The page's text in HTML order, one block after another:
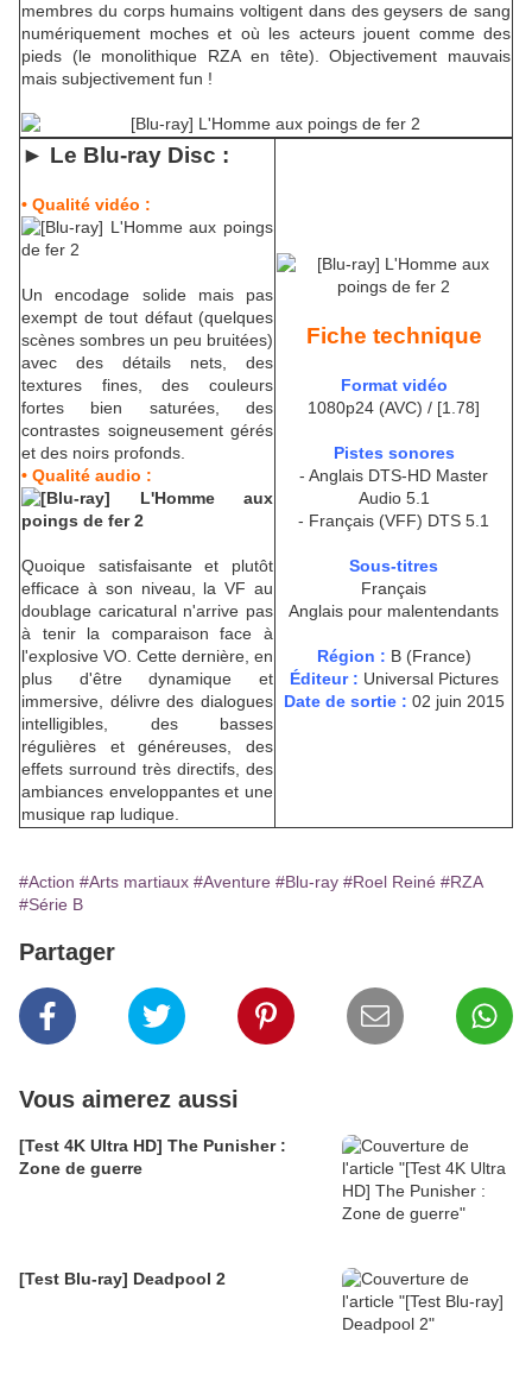
membres du corps humains voltigent dans des geysers de sang
numériquement moches et où les acteurs jouent comme des
pieds (le monolithique RZA en tête). Objectivement mauvais
mais subjectivement fun !
► Le Blu-ray Disc :
• Qualité vidéo :
Un encodage solide mais pas
exempt de tout défaut (quelques
scènes sombres un peu bruitées)
avec des détails nets, des
textures fines, des couleurs
fortes bien saturées, des
contrastes soigneusement gérés
et des noirs profonds.
• Qualité audio :
Quoique satisfaisante et plutôt
efficace à son niveau, la VF au
doublage caricatural n'arrive pas
à tenir la comparaison face à
l'explosive VO. Cette dernière, en
plus d'être dynamique et
immersive, délivre des dialogues
intelligibles, des basses
régulières et généreuses, des
effets surround très directifs, des
ambiances enveloppantes et une
musique rap ludique.
Fiche technique
Format vidéo
1080p24 (AVC) / [1.78]
Pistes sonores
- Anglais DTS-HD Master
Audio 5.1
- Français (VFF) DTS 5.1
Sous-titres
Français
Anglais pour malentendants
Région : B (France)
Éditeur : Universal Pictures
Date de sortie : 02 juin 2015
#Action #Arts martiaux #Aventure #Blu-ray #Roel Reiné #RZA
#Série B
Partager
Vous aimerez aussi
[Test 4K Ultra HD] The Punisher :
Zone de guerre
[Test Blu-ray] Deadpool 2